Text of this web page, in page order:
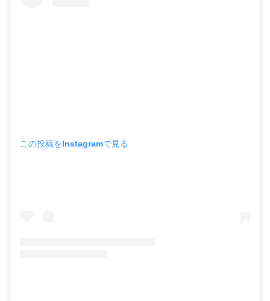
この投稿をInstagramで見る